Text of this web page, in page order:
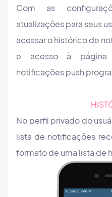
Com as
atualizações para seus
acessar o histórico de
e acesso à página
notificações push
No perfil privado do
lista de notificações
formato de uma lista de